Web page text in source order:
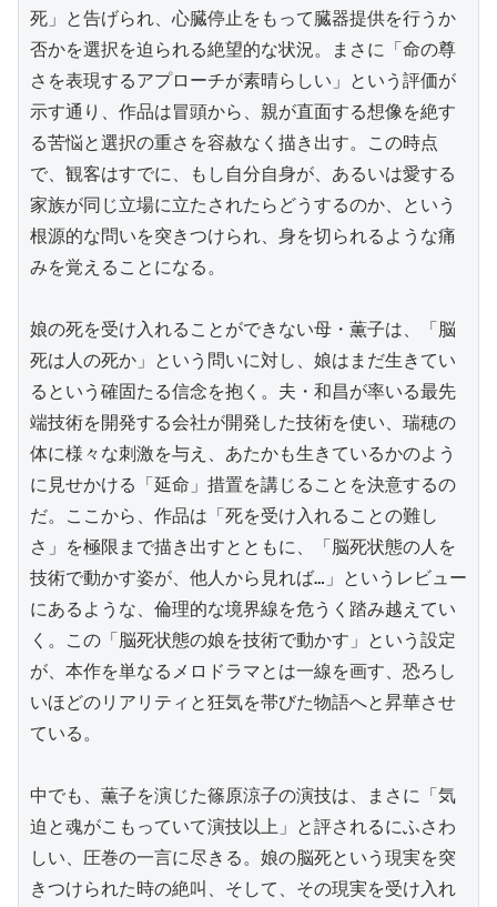
死」と告げられ、心臓停止をもって臓器提供を行うか
否かを選択を迫られる絶望的な状況。まさに「命の尊
さを表現するアプローチが素晴らしい」という評価が
示す通り、作品は冒頭から、親が直面する想像を絶す
る苦悩と選択の重さを容赦なく描き出す。この時点
で、観客はすでに、もし自分自身が、あるいは愛する
家族が同じ立場に立たされたらどうするのか、という
根源的な問いを突きつけられ、身を切られるような痛
みを覚えることになる。
娘の死を受け入れることができない母・薫子は、「脳
死は人の死か」という問いに対し、娘はまだ生きてい
るという確固たる信念を抱く。夫・和昌が率いる最先
端技術を開発する会社が開発した技術を使い、瑞穂の
体に様々な刺激を与え、あたかも生きているかのよう
に見せかける「延命」措置を講じることを決意するの
だ。ここから、作品は「死を受け入れることの難し
さ」を極限まで描き出すとともに、「脳死状態の人を
技術で動かす姿が、他人から見れば…」というレビュー
にあるような、倫理的な境界線を危うく踏み越えてい
く。この「脳死状態の娘を技術で動かす」という設定
が、本作を単なるメロドラマとは一線を画す、恐ろし
いほどのリアリティと狂気を帯びた物語へと昇華させ
ている。
中でも、薫子を演じた篠原涼子の演技は、まさに「気
迫と魂がこもっていて演技以上」と評されるにふさわ
しい、圧巻の一言に尽きる。娘の脳死という現実を突
きつけられた時の絶叫、そして、その現実を受け入れ